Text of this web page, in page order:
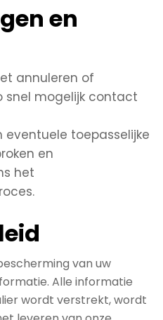
en
annuleren of
snel mogelijk contact
eventuele toepasselijke
en
het
van uw
Alle informatie
wordt verstrekt, wordt